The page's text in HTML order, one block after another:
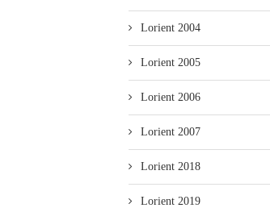
Lorient 2004
Lorient 2005
Lorient 2006
Lorient 2007
Lorient 2018
Lorient 2019